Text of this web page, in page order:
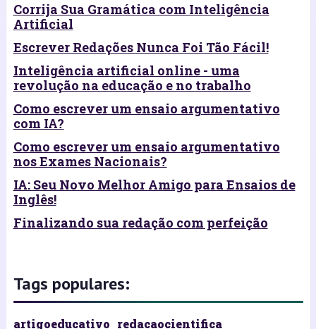
Corrija Sua Gramática com Inteligência
Artificial
Escrever Redações Nunca Foi Tão Fácil!
Inteligência artificial online - uma
revolução na educação e no trabalho
Como escrever um ensaio argumentativo
com IA?
Como escrever um ensaio argumentativo
nos Exames Nacionais?
IA: Seu Novo Melhor Amigo para Ensaios de
Inglês!
Finalizando sua redação com perfeição
Tags populares:
artigoeducativo redacaocientifica